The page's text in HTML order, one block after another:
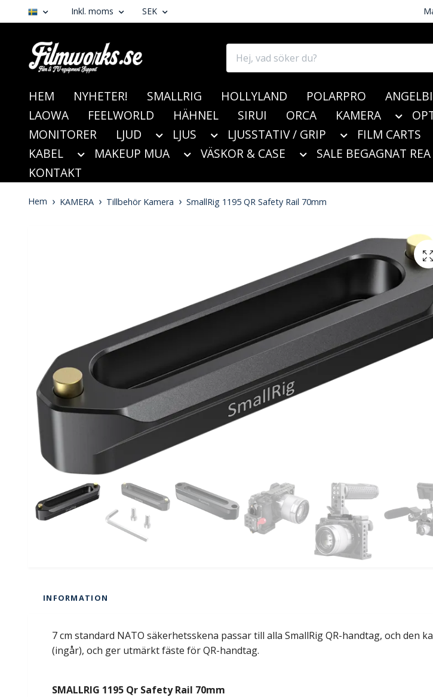
Inkl. moms SEK
HEM NYHETER! SMALLRIG HOLLYLAND POLARPRO
LAOWA
FEELWORLD HÄHNEL SIRUI ORCA KAMERA
MONITORER
LJUD LJUS LJUSSTATIV / GRIP FILM CARTS
KABEL
MAKEUP MUA VÄSKOR & CASE SALE BEGAGNAT REA
KONTAKT
Hem KAMERA Tillbehör Kamera SmallRig 1195 QR Safety Rail 70mm
INFORMATION
7 cm standard NATO säkerhetsskena passar till alla SmallRig QR-handtag, och
(ingår), och ger utmärkt fäste för QR-handtag.
SMALLRIG 1195 Qr Safety Rail 70mm